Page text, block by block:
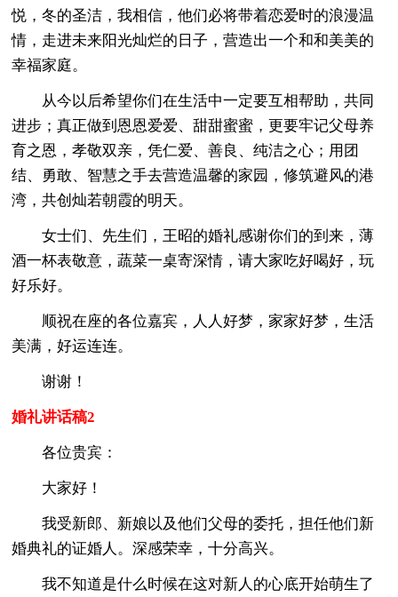
悦，冬的圣洁，我相信，他们必将带着恋爱时的浪漫温
情，走进未来阳光灿烂的日子，营造出一个和和美美的
幸福家庭。
从今以后希望你们在生活中一定要互相帮助，共同
进步；真正做到恩恩爱爱、甜甜蜜蜜，更要牢记父母养
育之恩，孝敬双亲，凭仁爱、善良、纯洁之心；用团
结、勇敢、智慧之手去营造温馨的家园，修筑避风的港
湾，共创灿若朝霞的明天。
女士们、先生们，王昭的婚礼感谢你们的到来，薄
酒一杯表敬意，蔬菜一桌寄深情，请大家吃好喝好，玩
好乐好。
顺祝在座的各位嘉宾，人人好梦，家家好梦，生活
美满，好运连连。
谢谢！
婚礼讲话稿2
各位贵宾：
大家好！
我受新郎、新娘以及他们父母的委托，担任他们新
婚典礼的证婚人。深感荣幸，十分高兴。
我不知道是什么时候在这对新人的心底开始萌生了